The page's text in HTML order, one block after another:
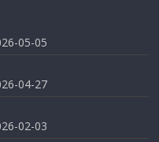
05-05
04-27
02-03